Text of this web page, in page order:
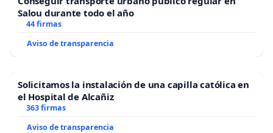
Salou durante todo el año
44 firmas
Aviso de transparencia
Solicitamos la instalación de una capilla católica en
el Hospital de Alcañiz
363 firmas
Aviso de transparencia